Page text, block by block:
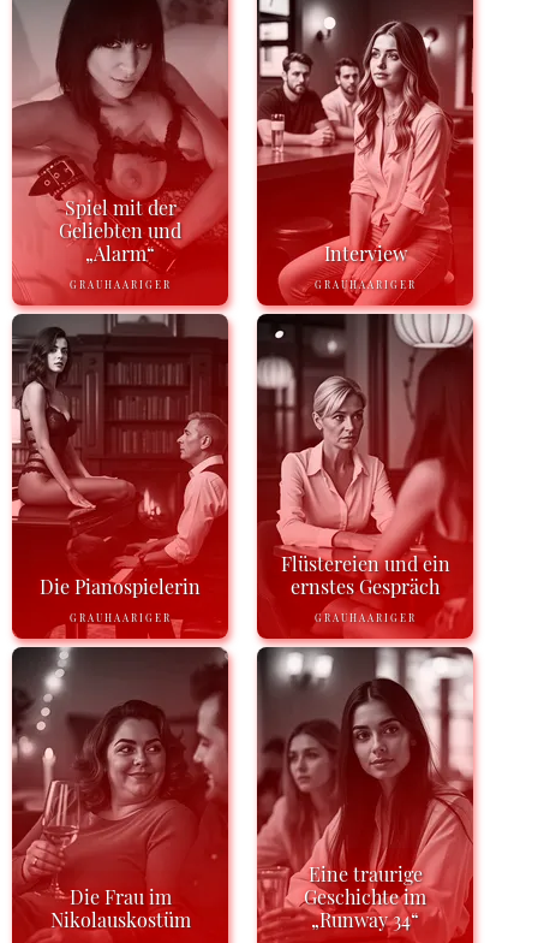
Spiel mit der
Geliebten und
„Alarm“
GRAUHAARIGER
Interview
GRAUHAARIGER
Die Pianospielerin
GRAUHAARIGER
Flüstereien und ein
ernstes Gespräch
GRAUHAARIGER
Die Frau im
Nikolauskostüm
Eine traurige
Geschichte im
„Runway 34“